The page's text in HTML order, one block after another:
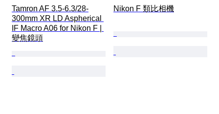
Tamron AF 3.5-6.3/28-
300mm XR LD Aspherical
IF Macro A06 for Nikon F |
變焦鏡頭
Nikon F 類比相機